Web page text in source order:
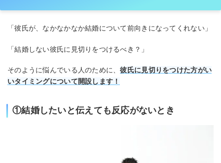
「彼氏が、なかなかなか結婚について前向きになってくれない」
「結婚しない彼氏に見切りをつけるべき？」
そのように悩んでいる人のために、彼氏に見切りをつけた方がい
いタイミングについて開設します！
①結婚したいと伝えても反応がないとき